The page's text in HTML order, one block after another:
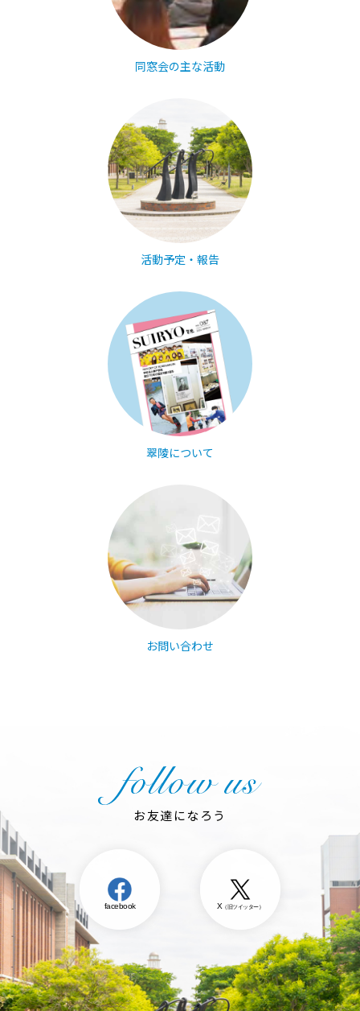
同窓会の主な活動
活動予定・報告
翠陵について
お問い合わせ
お友達になろう
facebook X （旧ツイッター）